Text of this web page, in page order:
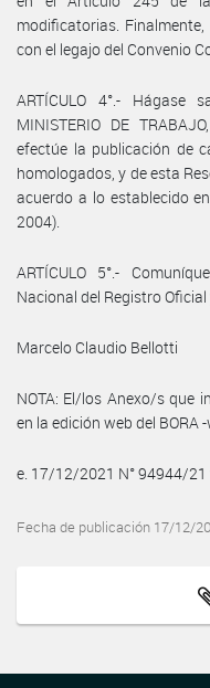
modificatorias.
con el legajo del Convenio
ARTÍCULO 4°.-
MINISTERIO DE
efectúe la publicación de
homologados, y de esta
acuerdo a lo establecido
2004).
ARTÍCULO 5°.-
Nacional del Registro Oficial
Marcelo Claudio Bellotti
NOTA: El/los Anexo/s que
en la edición web del
e. 17/12/2021 N° 94944/
Fecha de publicación 17/12/